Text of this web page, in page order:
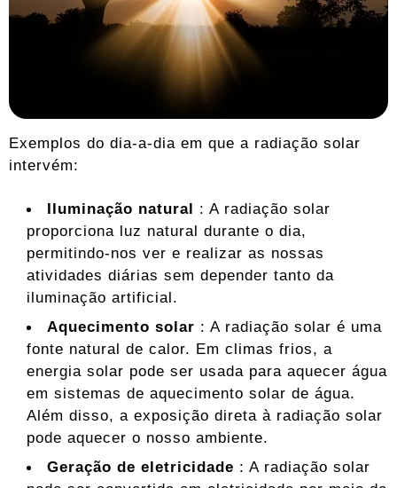
Exemplos do dia-a-dia em que a radiação solar
intervém:
Iluminação natural : A radiação solar
proporciona luz natural durante o dia,
permitindo-nos ver e realizar as nossas
atividades diárias sem depender tanto da
iluminação artificial.
Aquecimento solar : A radiação solar é uma
fonte natural de calor. Em climas frios, a
energia solar pode ser usada para aquecer água
em sistemas de aquecimento solar de água.
Além disso, a exposição direta à radiação solar
pode aquecer o nosso ambiente.
Geração de eletricidade : A radiação solar